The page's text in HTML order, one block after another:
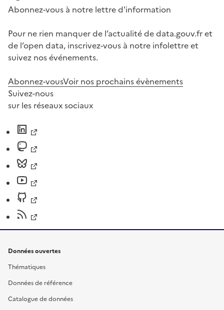
Abonnez-vous à notre lettre d'information
Pour ne rien manquer de l’actualité de data.gouv.fr et
de l’open data, inscrivez-vous à notre infolettre et
suivez nos événements.
Abonnez-vousVoir nos prochains évènements
Suivez-nous
sur les réseaux sociaux
Données ouvertes
Thématiques
Données de référence
Catalogue de données